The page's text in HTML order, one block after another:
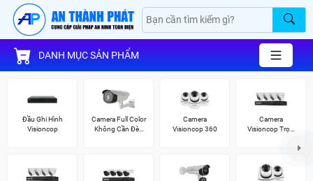
DANH MỤC SẢN PHẨM
Đầu Ghi Hình
Visioncop
Camera Full Color
Không Cần Đèn
Camera
Visioncop 360
Camera
Visioncop Trọn